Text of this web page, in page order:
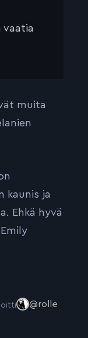
vaatia
muita
kaunis ja
Ehkä hyvä
@rolle